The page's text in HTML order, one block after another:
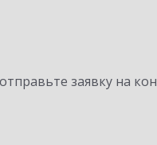
заявку на